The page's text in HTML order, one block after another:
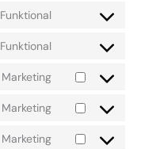
Funktional
Funktional
Marketing
Marketing
Marketing